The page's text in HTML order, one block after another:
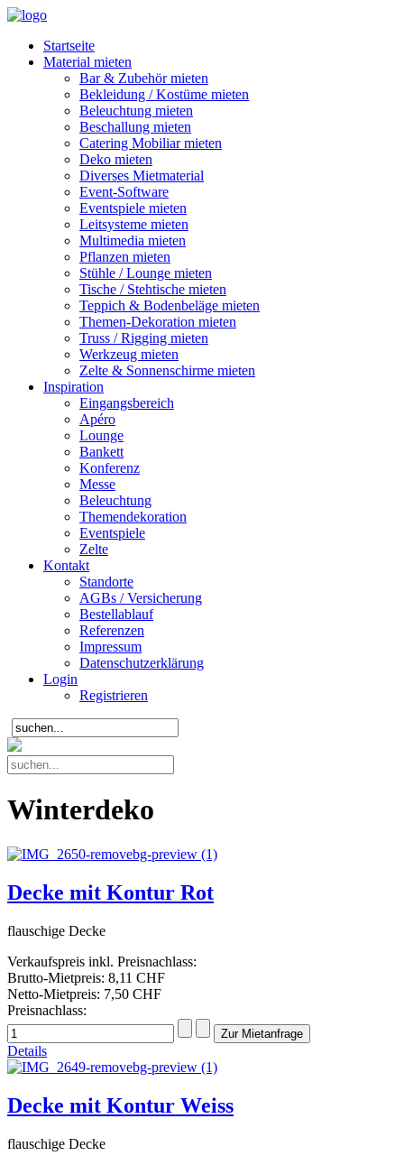
Startseite
Material mieten
Bar & Zubehör mieten
Bekleidung / Kostüme mieten
Beleuchtung mieten
Beschallung mieten
Catering Mobiliar mieten
Deko mieten
Diverses Mietmaterial
Event-Software
Eventspiele mieten
Leitsysteme mieten
Multimedia mieten
Pflanzen mieten
Stühle / Lounge mieten
Tische / Stehtische mieten
Teppich & Bodenbeläge mieten
Themen-Dekoration mieten
Truss / Rigging mieten
Werkzeug mieten
Zelte & Sonnenschirme mieten
Inspiration
Eingangsbereich
Apéro
Lounge
Bankett
Konferenz
Messe
Beleuchtung
Themendekoration
Eventspiele
Zelte
Kontakt
Standorte
AGBs / Versicherung
Bestellablauf
Referenzen
Impressum
Datenschutzerklärung
Login
Registrieren
Winterdeko
Decke mit Kontur Rot
flauschige Decke
Verkaufspreis inkl. Preisnachlass:
Brutto-Mietpreis: 8,11 CHF
Netto-Mietpreis: 7,50 CHF
Preisnachlass:
Details
Decke mit Kontur Weiss
flauschige Decke